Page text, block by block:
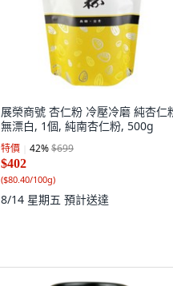
展榮商號 杏仁粉 冷壓冷磨 純杏仁
無漂白, 1個, 純南杏仁粉, 500g
特價 42%$699
$402
($80.40/100g)
8/14 星期五 預計送達